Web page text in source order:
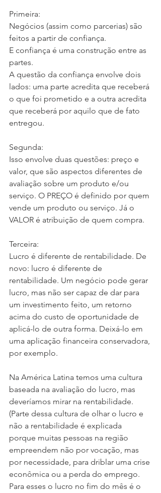
Primeira:
Negócios (assim como parcerias) são
feitos a partir de confiança.
E confiança é uma construção entre as
partes.
A questão da confiança envolve dois
lados: uma parte acredita que receberá
o que foi prometido e a outra acredita
que receberá por aquilo que de fato
entregou.
Segunda:
Isso envolve duas questões: preço e
valor, que são aspectos diferentes de
avaliação sobre um produto e/ou
serviço. O PREÇO é definido por quem
vende um produto ou serviço. Já o
VALOR é atribuição de quem compra.
Terceira:
Lucro é diferente de rentabilidade. De
novo: lucro é diferente de
rentabilidade. Um negócio pode gerar
lucro, mas não ser capaz de dar para
um investimento feito, um retorno
acima do custo de oportunidade de
aplicá-lo de outra forma. Deixá-lo em
uma aplicação financeira conservadora,
por exemplo.
Na América Latina temos uma cultura
baseada na avaliação do lucro, mas
deveríamos mirar na rentabilidade.
(Parte dessa cultura de olhar o lucro e
não a rentabilidade é explicada
porque muitas pessoas na região
empreendem não por vocação, mas
por necessidade, para driblar uma crise
econômica ou a perda do emprego.
Para esses o lucro no fim do mês é o